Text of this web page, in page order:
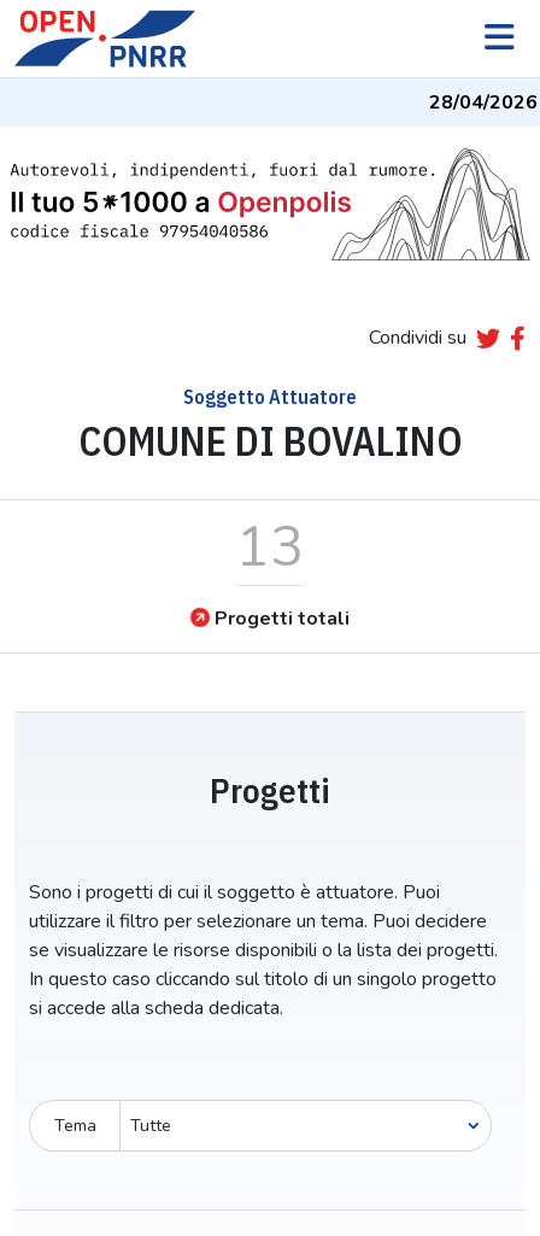
28/04/2026
Condividi su
Soggetto Attuatore
COMUNE DI BOVALINO
13
Progetti totali
Progetti
Sono i progetti di cui il soggetto è attuatore. Puoi
utilizzare il filtro per selezionare un tema. Puoi decidere
se visualizzare le risorse disponibili o la lista dei progetti.
In questo caso cliccando sul titolo di un singolo progetto
si accede alla scheda dedicata.
Tema